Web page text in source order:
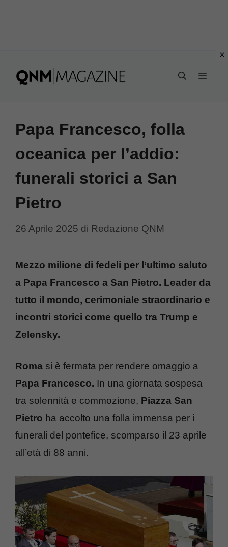
Papa Francesco, folla
oceanica per l’addio:
funerali storici a San
Pietro
26 Aprile 2025 di Redazione QNM
Mezzo milione di fedeli per l’ultimo saluto
a Papa Francesco a San Pietro. Leader da
tutto il mondo, cerimoniale straordinario e
incontri storici come quello tra Trump e
Zelensky.
Roma si è fermata per rendere omaggio a
Papa Francesco. In una giornata sospesa
tra solennità e commozione, Piazza San
Pietro ha accolto una folla immensa per i
funerali del pontefice, scomparso il 23 aprile
all’età di 88 anni.